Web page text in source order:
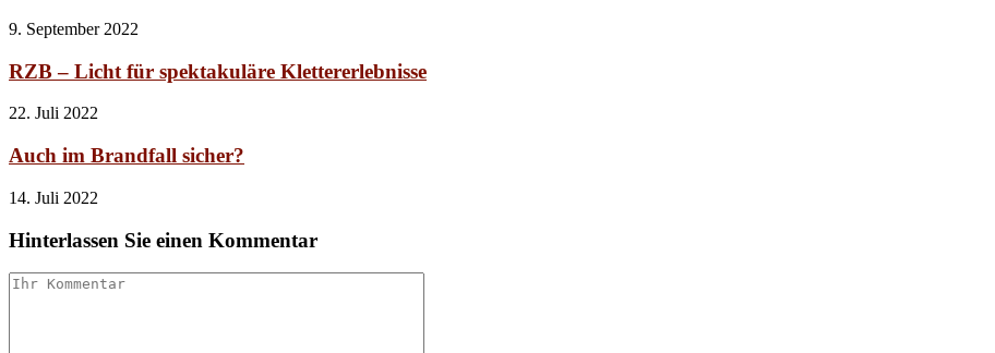
9. September 2022
RZB – Licht für spektakuläre Klettererlebnisse
22. Juli 2022
Auch im Brandfall sicher?
14. Juli 2022
Hinterlassen Sie einen Kommentar